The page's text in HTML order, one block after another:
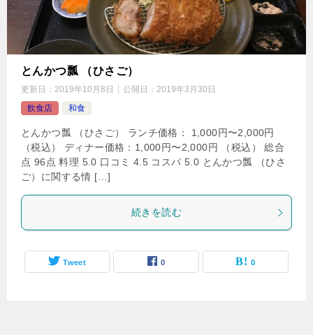
とんかつ瓢 （ひさご）
更新日： 2019年10月8日 公開日： 2019年3月30日
飲食店
和食
とんかつ瓢 （ひさご） ランチ価格： 1,000円〜2,000円
（税込） ディナー価格：1,000円〜2,000円 （税込） 総合
点 96点 料理 5.0 口コミ 4.5 コスパ 5.0 とんかつ瓢 （ひさ
ご）に関する情 […]
続きを読む
Tweet 0 0